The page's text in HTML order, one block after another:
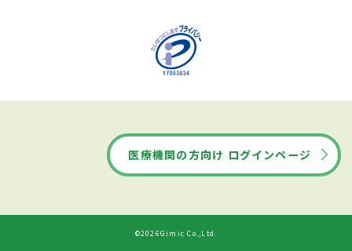
医療機関の方向け ログインページ
©2026Gimic Co.,Ltd.